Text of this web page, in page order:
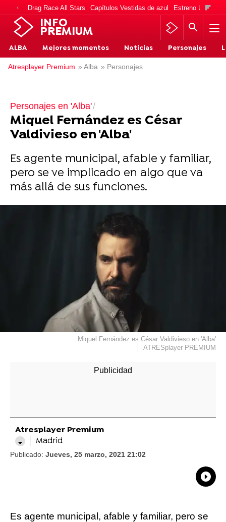
Drag Race All Stars Capítulos Vestidas de azul Estreno Una
INFO
PREMIUM
ALBA Mejores momentos Noticias Personajes
Atresplayer Premium » Alba » Personajes
Personajes en 'Alba'
Miquel Fernández es César
Valdivieso en 'Alba'
Es agente municipal, afable y familiar,
pero se ve implicado en algo que va
más allá de sus funciones.
Miquel Fernández es César Valdivieso en 'Alba'
ATRESplayer PREMIUM
Atresplayer Premium
Madrid
Publicado: Jueves, 25 marzo, 2021 21:02
Es agente municipal, afable y familiar, pero se